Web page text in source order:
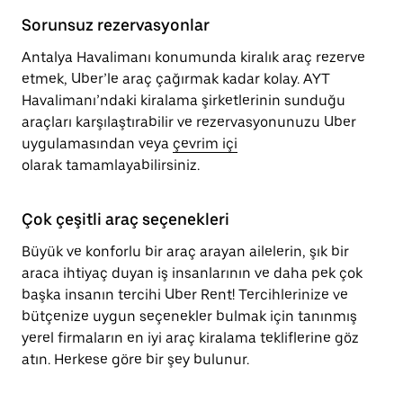
Sorunsuz rezervasyonlar
Antalya Havalimanı konumunda kiralık araç rezerve
etmek, Uber’le araç çağırmak kadar kolay. AYT
Havalimanı’ndaki kiralama şirketlerinin sunduğu
araçları karşılaştırabilir ve rezervasyonunuzu Uber
uygulamasından veya çevrim içi
olarak tamamlayabilirsiniz.
Çok çeşitli araç seçenekleri
Büyük ve konforlu bir araç arayan ailelerin, şık bir
araca ihtiyaç duyan iş insanlarının ve daha pek çok
başka insanın tercihi Uber Rent! Tercihlerinize ve
bütçenize uygun seçenekler bulmak için tanınmış
yerel firmaların en iyi araç kiralama tekliflerine göz
atın. Herkese göre bir şey bulunur.